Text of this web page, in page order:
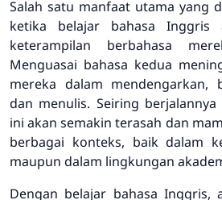
Salah satu manfaat utama yang
ketika belajar bahasa Inggris
keterampilan berbahasa
Menguasai bahasa kedua
mereka dalam mendengarkan,
dan menulis. Seiring
ini akan semakin terasah dan
berbagai konteks, baik dalam
maupun dalam lingkungan
Dengan belajar bahasa Inggris,